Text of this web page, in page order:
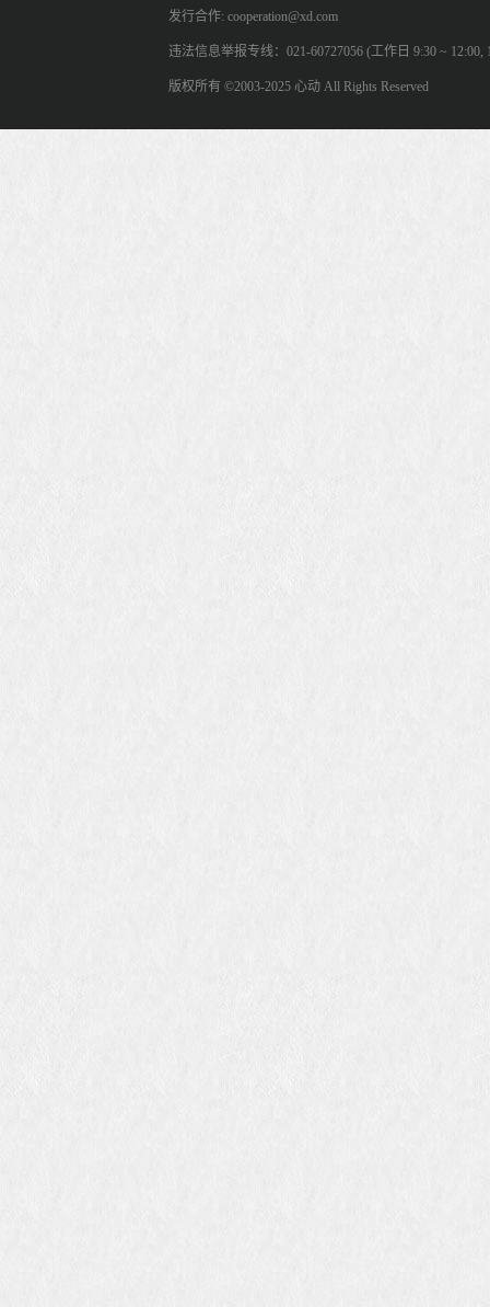
发行合作: cooperation@xd.com
违法信息举报专线：021-60727056 (工作日 9:30 ~ 12:00,
版权所有 ©2003-2025 心动 All Rights Reserved